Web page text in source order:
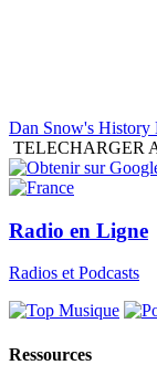
Dan Snow's History
TELECHARGER
Radio en Ligne
Radios et Podcasts
Ressources